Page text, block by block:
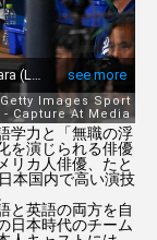
学力と「無職の浮
を演じられる俳優
リカ人俳優、たと
本国内で高い演技
と英語の両方を自
日本時代のチーム